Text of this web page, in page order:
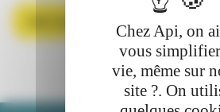
Chez Api, on
vous
vie, même sur
site ?. On
Voir toutes les supérettes